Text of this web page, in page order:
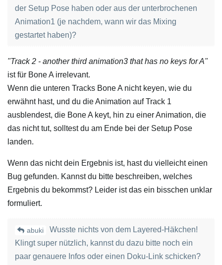
der Setup Pose haben oder aus der unterbrochenen
Animation1 (je nachdem, wann wir das Mixing
gestartet haben)?
"Track 2 - another third animation3 that has no keys for A"
ist für Bone A irrelevant.
Wenn die unteren Tracks Bone A nicht keyen, wie du
erwähnt hast, und du die Animation auf Track 1
ausblendest, die Bone A keyt, hin zu einer Animation, die
das nicht tut, solltest du am Ende bei der Setup Pose
landen.
Wenn das nicht dein Ergebnis ist, hast du vielleicht einen
Bug gefunden. Kannst du bitte beschreiben, welches
Ergebnis du bekommst? Leider ist das ein bisschen unklar
formuliert.
abuki
Wusste nichts von dem Layered-Häkchen!
Klingt super nützlich, kannst du dazu bitte noch ein
paar genauere Infos oder einen Doku-Link schicken?